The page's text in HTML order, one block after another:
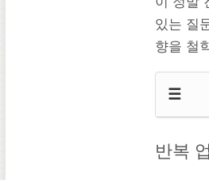
있는 질
향을 철
☰
반복